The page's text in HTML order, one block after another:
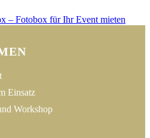
– Fotobox für Ihr Event mieten
Einsatz
Workshop